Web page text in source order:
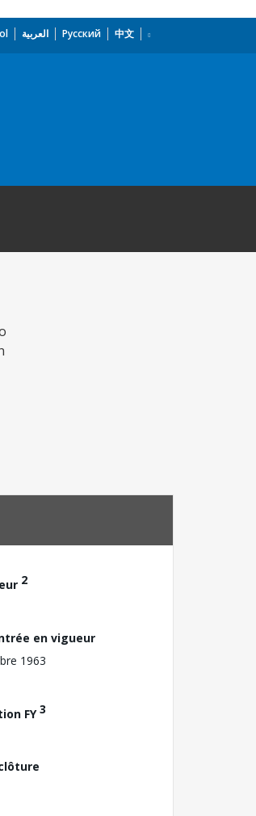
العربية Русский 中文
2
en vigueur
1963
FY3